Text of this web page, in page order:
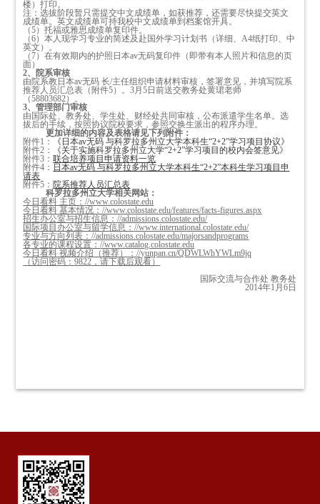
楼）打印。
注：选拔阶段暂只需提交中文成绩单，如获推荐，还需要尽快提交英文
成绩单。英文成绩单可持我校中文成绩单到档案馆开具。
（5）托福或雅思成绩单复印件。
（6）本人现学习专业的简述及赴国外学习计划书（详细、A4纸打印、中
英文）。
（7）在有效期内的护照日本av无码复印件（即带有本人照片和信息的页
面）
2、院系审核
由院系教日本av无码 长/主任组织申请材料审核，签署意见，并填写院系
推荐人员汇总表（附件5）。3月5日前送交教务处黄珺老师
（58803682）。
3、管理部门审核
由国际处、教务处、学生处、财经处共同审核，公布派遣学生名单。选
拔后的手续，按照协议院校要求，参照交换生派出的程序办理。
更加详细的内容及表格请见下列附件：
附件1：
《日本av无码 与科罗拉多州立大学本科生“2+2”学习项目协议》
附件2：
《关于实施科罗拉多州立大学“2+2”学习项目的校内会签意见》
附件3：联合培养项目申请资料一览
附件4： 日本av无码 与科罗拉多州立大学本科生“2+2”本科生学习项目申
请表
附件5： 院系推荐人员汇总表
科罗拉多州立大学相关网站：
今日看料 主页：//www.colostate.edu
今日看料 基本情况：//www.colostate.edu/features/facts-figures.aspx
招生办公室与招生信息：//admissions.colostate.edu/
国际项目办公室与留学信息：//www.international.colostate.edu/
专业与方向列表：//admissions.colostate.edu/majorsandprograms
各专业的课程设置：//www.catalog.colostate.edu
今日看料 视频介绍（推荐）：//yunpan.cn/QDWLWhYWLm9jq
（访问密码：9822 ，请下载后观看）
国际交流与合作处 教务处
2014年1月6日